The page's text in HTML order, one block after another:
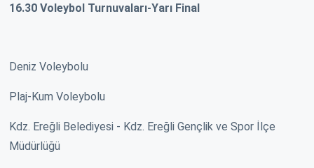
16.30 Voleybol Turnuvaları-Yarı Final
Deniz Voleybolu
Plaj-Kum Voleybolu
Kdz. Ereğli Belediyesi - Kdz. Ereğli Gençlik ve Spor İlçe
Müdürlüğü